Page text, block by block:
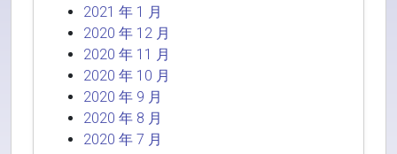
2021 年 1 月
2020 年 12 月
2020 年 11 月
2020 年 10 月
2020 年 9 月
2020 年 8 月
2020 年 7 月